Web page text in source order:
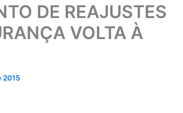
DE REAJUSTES
VOLTA À
2015